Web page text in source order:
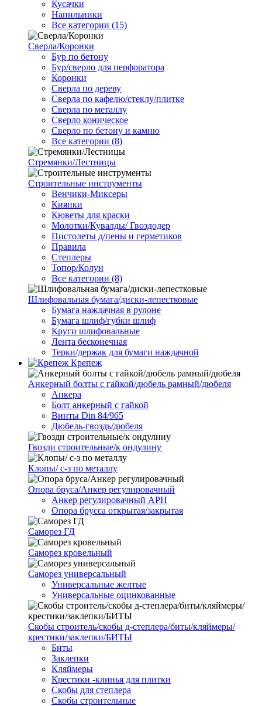
Кусачки
Напильники
Все категории (15)
Сверла/Коронки
Бур по бетону
Бур/сверло для перфоратора
Коронки
Сверла по дереву
Сверла по кафелю/стеклу/плитке
Сверла по металлу
Сверло коническое
Сверло по бетону и камню
Все категории (8)
Стремянки/Лестницы
Строительные инструменты
Венчики-Миксеры
Киянки
Кюветы для краски
Молотки/Кувалды/ Гвоздодер
Пистолеты д/пены и герметиков
Правила
Степлеры
Топор/Колун
Все категории (8)
Шлифовальная бумага/диски-лепестковые
Бумага наждачная в рулоне
Бумага шлиф/губки шлиф
Круги шлифовальные
Лента бесконечная
Терки/держак для бумаги наждачной
Крепеж
Анкерный болты с гайкой/дюбель рамный/дюбеля
Анкера
Болт анкерный с гайкой
Винты Din 84/965
Дюбель-гвоздь/дюбеля
Гвозди строительные/к ондулину
Клопы/ с-з по металлу
Опора бруса/Анкер регулировачный
Анкер регулировачный АРН
Опора брусса открытая/закрытая
Саморез ГД
Саморез кровельный
Саморез универсальный
Универсальные желтые
Универсальные оцинкованные
Скобы строитель/скобы д-степлера/биты/кляймеры/
крестики/заклепки/БИТЫ
Биты
Заклепки
Кляймеры
Крестики -клинья для плитки
Скобы для степлера
Скобы строительные